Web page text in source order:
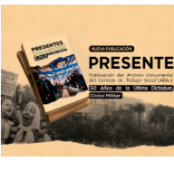
El Consejo se
Rueda de
Recreación
Sindical